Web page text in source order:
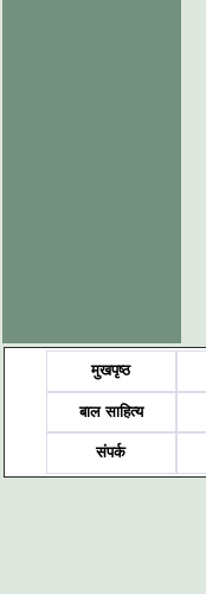
मुखपृष्ठ
बाल साहित्य
संपर्क